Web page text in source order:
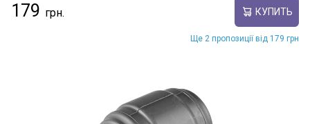
179 КУПИТЬ
Ще 2 пропозиції від 179 грн